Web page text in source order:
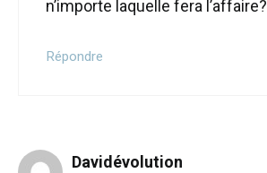
n’importe laquelle fera l’affaire?
Répondre
Davidévolution